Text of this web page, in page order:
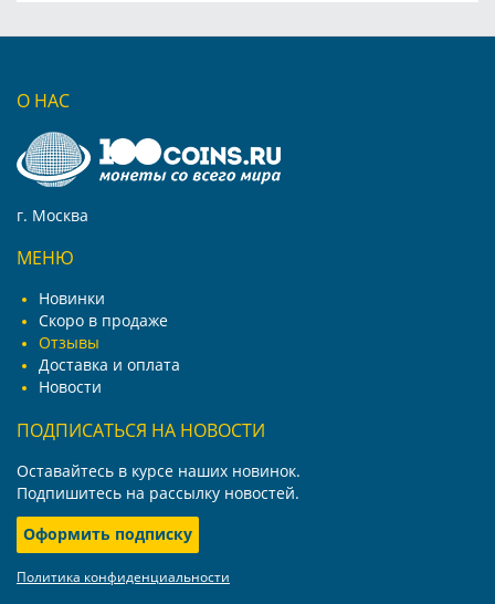
О НАС
г. Москва
МЕНЮ
Новинки
Скоро в продаже
Отзывы
Доставка и оплата
Новости
ПОДПИСАТЬСЯ НА НОВОСТИ
Оставайтесь в курсе наших новинок.
Подпишитесь на рассылку новостей.
Оформить подписку
Политика конфиденциальности